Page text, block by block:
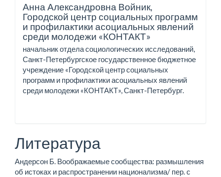
Анна Александровна Войник,
Городской центр социальных программ
и профилактики асоциальных явлений
среди молодежи «КОНТАКТ»
начальник отдела социологических исследований,
Санкт-Петербургское государственное бюджетное
учреждение «Городской центр социальных
программ и профилактики асоциальных явлений
среди молодежи «КОНТАКТ», Санкт-Петербург.
Литература
Андерсон Б. Воображаемые сообщества: размышления
об истоках и распространении национализма/ пер. с